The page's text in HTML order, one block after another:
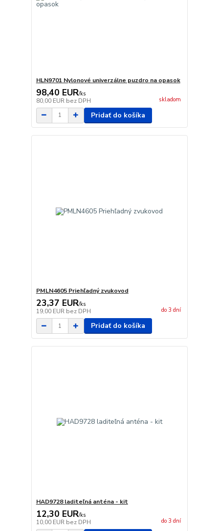
HLN9701 Nylonové univerzálne puzdro na opasok
98,40 EUR/ks
80,00 EUR bez DPH skladom
Pridať do košíka
PMLN4605 Priehľadný zvukovod
23,37 EUR/ks
19,00 EUR bez DPH do 3 dní
Pridať do košíka
HAD9728 laditeľná anténa - kit
12,30 EUR/ks
10,00 EUR bez DPH do 3 dní